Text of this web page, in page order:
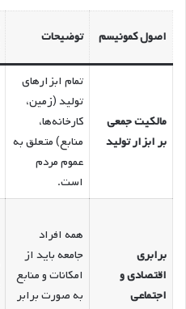
اصول کمونیسم توضیحات
مالکیت جمعی
بر ابزار تولید
تمام ابزارهای
تولید (زمین،
کارخانه‌ها،
منابع) متعلق به
عموم مردم
است.
برابری
اقتصادی و
اجتماعی
همه افراد
جامعه باید از
امکانات و منابع
به صورت برابر